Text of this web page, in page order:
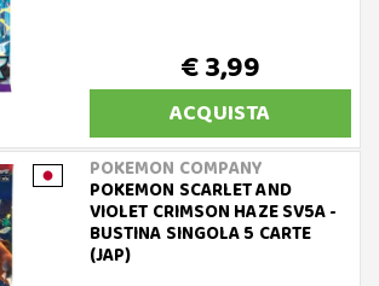
€ 3,99
ACQUISTA
POKEMON COMPANY
POKEMON SCARLET AND
VIOLET CRIMSON HAZE SV5A -
BUSTINA SINGOLA 5 CARTE
(JAP)